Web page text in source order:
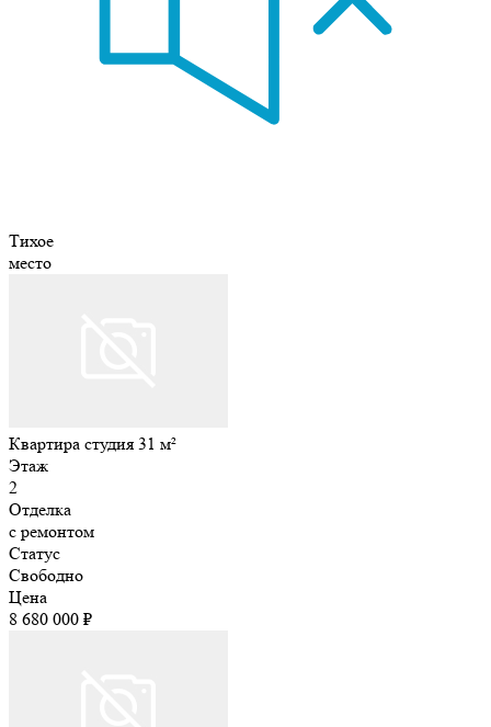
Тихое
место
Квартира студия 31 м²
Этаж
2
Отделка
с ремонтом
Статус
Свободно
Цена
8 680 000 ₽